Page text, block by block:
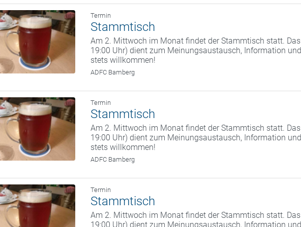
Termin
Stammtisch
Am 2. Mittwoch im Monat findet der Stammtisch statt.
19:00 Uhr) dient zum Meinungsaustausch, Information
stets willkommen!
ADFC Bamberg
Termin
Stammtisch
Am 2. Mittwoch im Monat findet der Stammtisch statt.
19:00 Uhr) dient zum Meinungsaustausch, Information
stets willkommen!
ADFC Bamberg
Termin
Stammtisch
Am 2. Mittwoch im Monat findet der Stammtisch statt.
19:00 Uhr) dient zum Meinungsaustausch, Information